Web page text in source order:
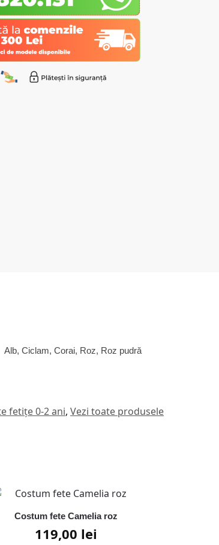
Alb, Ciclam, Corai, Roz, Roz pudră
fetițe 0-2 ani, Vezi toate produsele
Costum fete Camelia roz
119,00 lei